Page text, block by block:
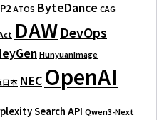
ATOS ByteDance CAG
DAWDevOps
HunyuanImage
日本 NEC OpenAI
Search API Qwen3-Next